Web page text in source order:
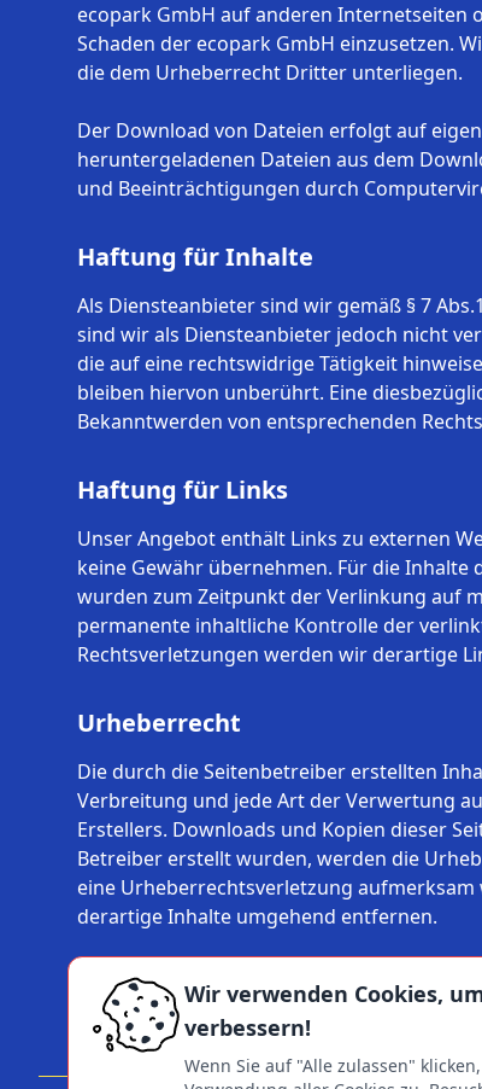
ecopark GmbH auf anderen Internetseiten
Schaden der ecopark GmbH einzusetzen.
die dem Urheberrecht Dritter unterliegen.
Der Download von Dateien erfolgt auf
heruntergeladenen Dateien aus dem
und Beeinträchtigungen durch
Haftung für Inhalte
Als Diensteanbieter sind wir gemäß § 7
sind wir als Diensteanbieter jedoch nicht
die auf eine rechtswidrige Tätigkeit
bleiben hiervon unberührt. Eine
Bekanntwerden von entsprechenden
Haftung für Links
Unser Angebot enthält Links zu externen
keine Gewähr übernehmen. Für die
wurden zum Zeitpunkt der Verlinkung auf
permanente inhaltliche Kontrolle der
Rechtsverletzungen werden wir derartige
Urheberrecht
Die durch die Seitenbetreiber erstellten
Verbreitung und jede Art der Verwertung
Erstellers. Downloads und Kopien dieser
Betreiber erstellt wurden, werden die
eine Urheberrechtsverletzung
derartige Inhalte umgehend entfernen.
Wir verwenden Cookies,
verbessern!
Wenn Sie auf "Alle zulassen"